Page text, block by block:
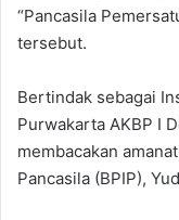
“Pancasila
tersebut.
‎Bertindak sebagai
Purwakarta AKBP I
membacakan
Pancasila (BPIP),